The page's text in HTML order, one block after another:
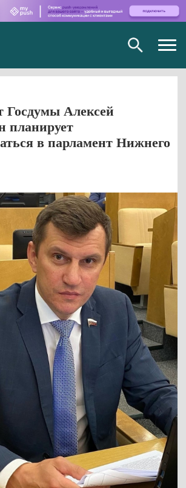
Госдумы Алексей
планирует
в парламент Нижнего